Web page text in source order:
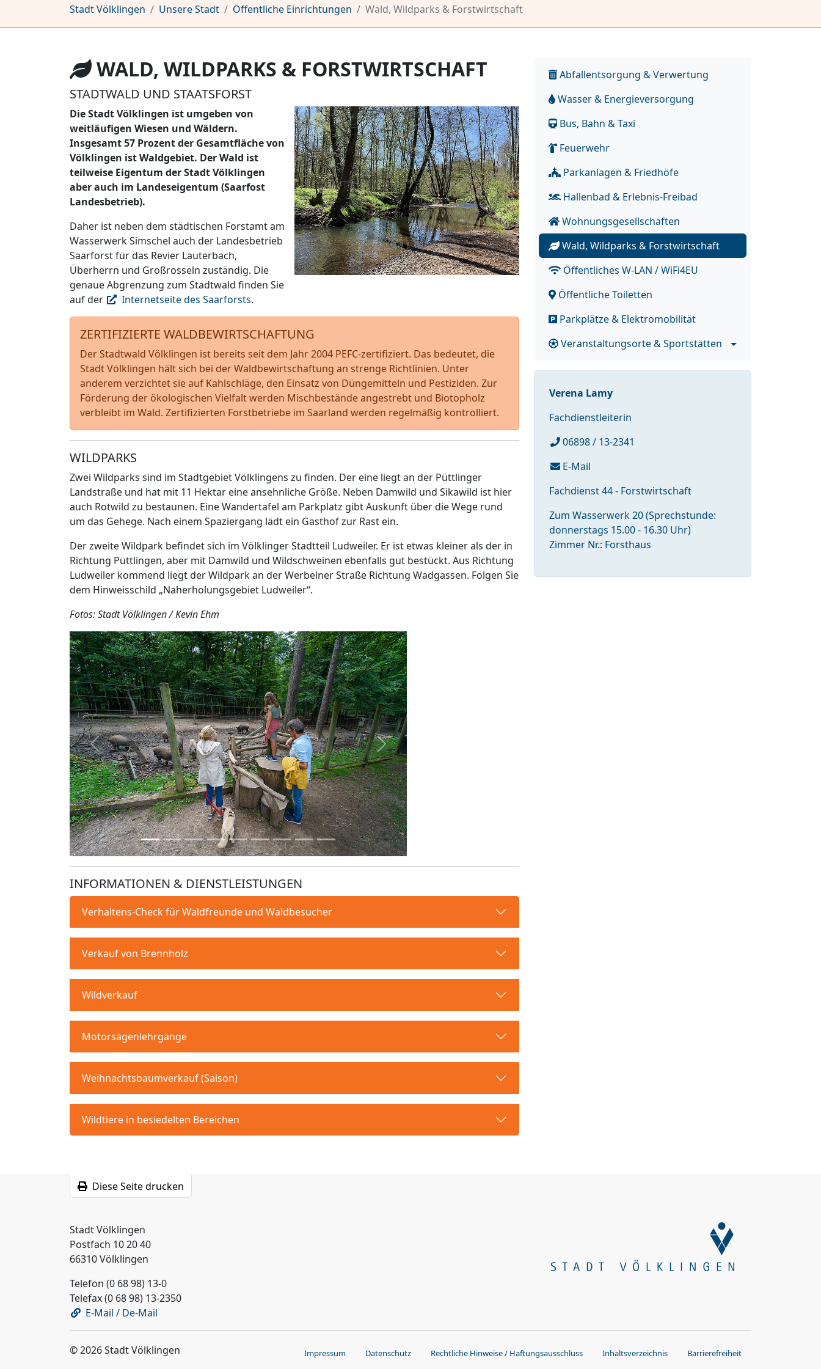
Stadt Völklingen Unsere Stadt Öffentliche Einrichtungen Wald, Wildparks & Forstwirtschaft
Abfallentsorgung & Verwertung
Wasser & Energieversorgung
Bus, Bahn & Taxi
Feuerwehr
Parkanlagen & Friedhöfe
Hallenbad & Erlebnis-Freibad
Wohnungsgesellschaften
Wald, Wildparks & Forstwirtschaft
Öffentliches W-LAN / WiFi4EU
Öffentliche Toiletten
Parkplätze & Elektromobilität
Veranstaltungsorte & Sportstätten
Verena Lamy
Fachdienstleiterin
06898 / 13-2341
E-Mail
Fachdienst 44 - Forstwirtschaft
Zum Wasserwerk 20 (Sprechstunde:
donnerstags 15.00 - 16.30 Uhr)
Zimmer Nr.: Forsthaus
WALD, WILDPARKS & FORSTWIRTSCHAFT
STADTWALD UND STAATSFORST
Die Stadt Völklingen ist umgeben von
weitläufigen Wiesen und Wäldern.
Insgesamt 57 Prozent der Gesamtfläche von
Völklingen ist Waldgebiet. Der Wald ist
teilweise Eigentum der Stadt Völklingen
aber auch im Landeseigentum (Saarfost
Landesbetrieb).
Daher ist neben dem städtischen Forstamt am
Wasserwerk Simschel auch der Landesbetrieb
Saarforst für das Revier Lauterbach,
Überherrn und Großrosseln zuständig. Die
genaue Abgrenzung zum Stadtwald finden Sie
auf der
Internetseite des Saarforsts.
ZERTIFIZIERTE WALDBEWIRTSCHAFTUNG
Der Stadtwald Völklingen ist bereits seit dem Jahr 2004 PEFC-zertifiziert. Das bedeutet, die
Stadt Völklingen hält sich bei der Waldbewirtschaftung an strenge Richtlinien. Unter
anderem verzichtet sie auf Kahlschläge, den Einsatz von Düngemitteln und Pestiziden. Zur
Förderung der ökologischen Vielfalt werden Mischbestände angestrebt und Biotopholz
verbleibt im Wald. Zertifizierten Forstbetriebe im Saarland werden regelmäßig kontrolliert.
WILDPARKS
Zwei Wildparks sind im Stadtgebiet Völklingens zu finden. Der eine liegt an der Püttlinger
Landstraße und hat mit 11 Hektar eine ansehnliche Größe. Neben Damwild und Sikawild ist hier
auch Rotwild zu bestaunen. Eine Wandertafel am Parkplatz gibt Auskunft über die Wege rund
um das Gehege. Nach einem Spaziergang lädt ein Gasthof zur Rast ein.
Der zweite Wildpark befindet sich im Völklinger Stadtteil Ludweiler. Er ist etwas kleiner als der in
Richtung Püttlingen, aber mit Damwild und Wildschweinen ebenfalls gut bestückt. Aus Richtung
Ludweiler kommend liegt der Wildpark an der Werbelner Straße Richtung Wadgassen. Folgen Sie
dem Hinweisschild „Naherholungsgebiet Ludweiler“.
Fotos: Stadt Völklingen / Kevin Ehm
zurück weiter
INFORMATIONEN & DIENSTLEISTUNGEN
Verhaltens-Check für Waldfreunde und Waldbesucher
Verkauf von Brennholz
Wildverkauf
Motorsägenlehrgänge
Weihnachtsbaumverkauf (Saison)
Wildtiere in besiedelten Bereichen
Diese Seite drucken
Stadt Völklingen
Postfach 10 20 40
66310 Völklingen
Telefon (0 68 98) 13-0
Telefax (0 68 98) 13-2350
E-Mail / De-Mail
© 2026 Stadt Völklingen Impressum Datenschutz Rechtliche Hinweise / Haftungsausschluss Inhaltsverzeichnis Barrierefreiheit